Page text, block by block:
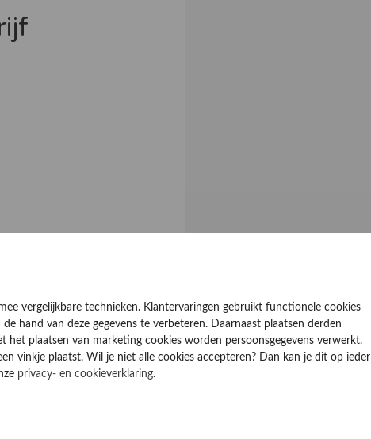
vergelijkbare technieken. Klantervaringen gebruikt functionele cookies
hand van deze gegevens te verbeteren. Daarnaast plaatsen derden
plaatsen van marketing cookies worden persoonsgegevens verwerkt.
vinkje plaatst. Wil je niet alle cookies accepteren? Dan kan je dit op ieder
privacy- en cookieverklaring.